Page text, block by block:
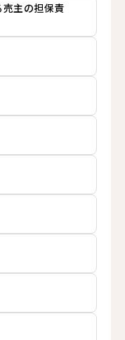
主の担保責